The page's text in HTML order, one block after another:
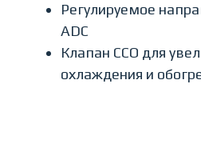
Регулируемое
ADC
Клапан CCO для
охлаждения и